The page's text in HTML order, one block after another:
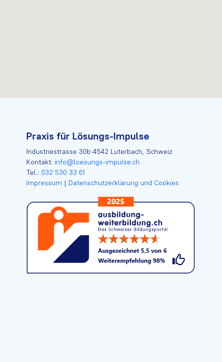
Praxis für Lösungs-Impulse
Industriestrasse 30b 4542 Luterbach, Schweiz
Kontakt: info@loesungs-impulse.ch
Tel.: 032 530 33 61
Impressum | Datenschutzerklärung und Cookies